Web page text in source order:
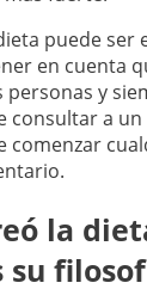
puede ser
en cuenta
personas y
consultar a
comenzar
la
su